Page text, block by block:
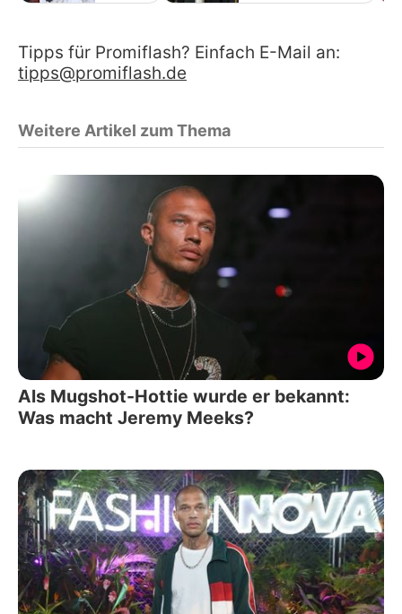
Tipps für Promiflash? Einfach E-Mail an:
tipps@promiflash.de
Weitere Artikel zum Thema
Als Mugshot-Hottie wurde er bekannt:
Was macht Jeremy Meeks?